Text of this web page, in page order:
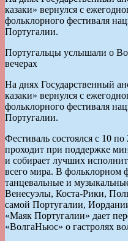
казаки» вернулся с
фольклорного фестиваля
Португалии.
Португальцы услышали о
вечерах
На днях Государственный
казаки» вернулся с
фольклорного фестиваля
Португалии.
Фестиваль состоялся с 10
проходит при поддержке
и собирает лучших
всего мира. В фольклорном
танцевальные и
Венесуэлы, Коста-Рики,
самой Португалии,
«Маяк Португалии» дает
«ВолгаНьюс» о гастролях